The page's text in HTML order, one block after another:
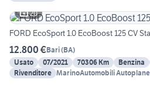
20
FORD EcoSport 1.0 EcoBoost 125 CV
12.800 €Bari(BA)
Usato
07/2021 70306 Km Benzina
Rivenditore MarinoAutomobili